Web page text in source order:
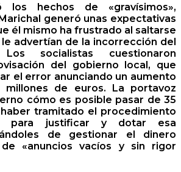
los hechos de «gravísimos»,
generó unas expectativas
él mismo ha frustrado al saltarse
advertían de la incorrección del
Los socialistas cuestionaron
del gobierno local, que
el error anunciando un aumento
de euros. La portavoz
cómo es posible pasar de 35
haber tramitado el procedimiento
para justificar y dotar esa
de gestionar el dinero
«anuncios vacíos y sin rigor